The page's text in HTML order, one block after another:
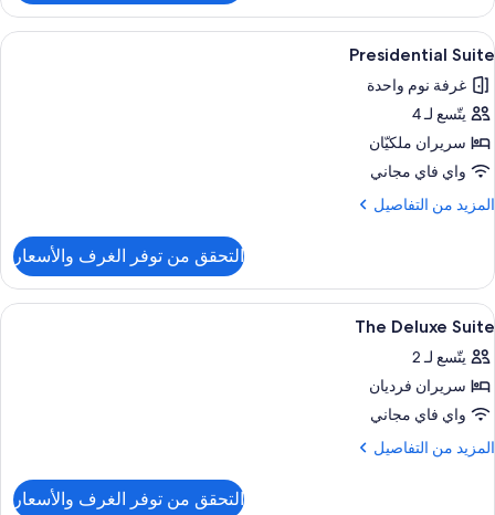
Darling
Suite
استعراض
جميع
صور
Presidential
Suite
12
Presidential Suite
غرفة نوم واحدة
يتّسع لـ 4
سريران ملكيّان
واي فاي مجاني
المزيد من التفاصيل
المزيد
Presidential
Suite
التحقق من توفر الغرف والأسعار
استعراض
جميع
صور
The
Deluxe
Suite
5
The Deluxe Suite
يتّسع لـ 2
سريران فرديان
واي فاي مجاني
المزيد من التفاصيل
المزيد
التحقق من توفر الغرف والأسعار